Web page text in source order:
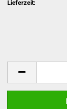
Lieferzeit: